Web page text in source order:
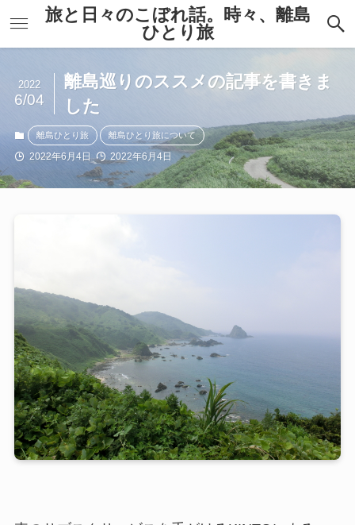
旅と日々のこぼれ話。時々、離島
ひとり旅
離島巡りのススメの記事を書きま
した
2022
6/04
離島ひとり旅 離島ひとり旅について
2022年6月4日 2022年6月4日